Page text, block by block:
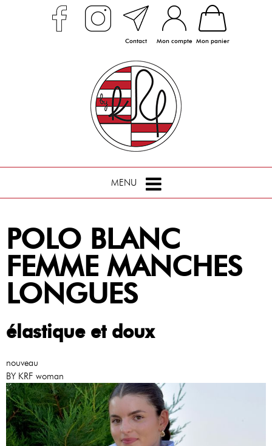
Contact Mon compte Mon panier
MENU
POLO BLANC
FEMME MANCHES
LONGUES
élastique et doux
nouveau
BY KRF woman